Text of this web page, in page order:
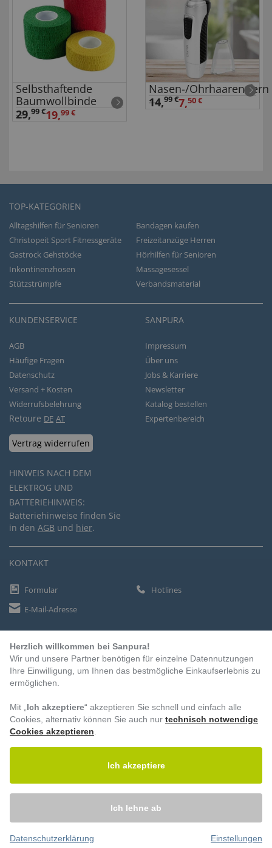
Selbsthaftende
Baumwollbinde
29,99 €19,99 €
Nasen-/
14,99 €7,50 €
TOP-KATEGORIEN
Alltagshilfen für Senioren
Bandagen kaufen
Christopeit Sport Fitnessgeräte
Freizeitanzüge Herren
Gastrock Gehstöcke
Hörhilfen für Senioren
Inkontinenzhosen
Massagesessel
Stützstrümpfe
Verbandsmaterial
KUNDENSERVICE
AGB
Häufige Fragen
Datenschutz
Versand + Kosten
Widerrufsbelehrung
Retoure DE AT
Vertrag widerrufen
HINWEIS NACH DEM
ELEKTROG UND
BATTERIEHINWEIS:
Batteriehinweise finden Sie
in den AGB und hier.
SANPURA
Impressum
Über uns
Jobs & Karriere
Newsletter
Katalog bestellen
Expertenbereich
KONTAKT
Formular
Hotlines
E-Mail-Adresse
ZAHLUNGSARTEN
Vorkasse
BESUCHEN SIE UNS
© 2026 – Sanpura. Alle Rechte vorbehalten.
Herzlich willkommen bei Sanpura!
Wir und unsere Partner benötigen für einzelne Datennutzungen
Ihre Einwilligung, um Ihnen das bestmögliche Einkaufserlebnis zu
ermöglichen.
Mit „ Ich akzeptiere“ akzeptieren Sie schnell und einfach alle
Cookies, alternativ können Sie auch nur technisch notwendige
Cookies akzeptieren
Ich akzeptiere
Ich lehne ab
Datenschutzerklärung Einstellungen